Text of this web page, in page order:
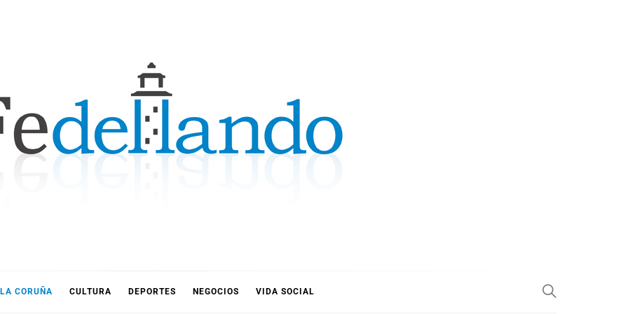
LA CORUÑA CULTURA DEPORTES NEGOCIOS VIDA SOCIAL